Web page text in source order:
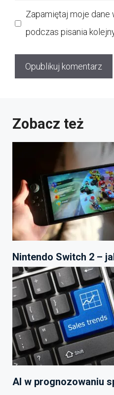
Zapamiętaj moje
podczas pisania
Zobacz też
Nintendo Switch 2 –
AI w prognozowaniu